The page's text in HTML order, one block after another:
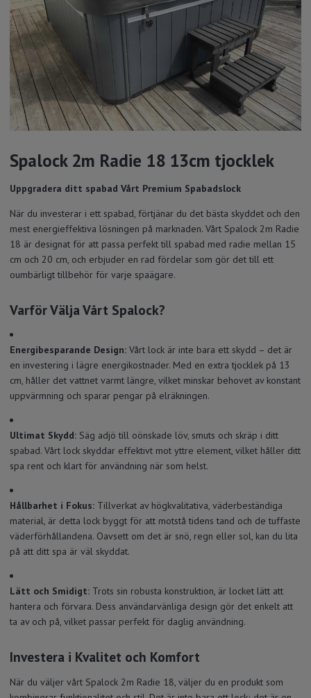
Spalock 2m Radie 18 13cm tjocklek
Uppgradera ditt spabad Vårt Premium Spabadslock
När du investerar i ett spabad, förtjänar du det bästa skyddet och den
mest energieffektiva lösningen på marknaden. Vårt Spalock 2m Radie
18 är designat för att passa perfekt till spabad med radie mellan 15
cm och 20 cm, och erbjuder en rad fördelar som gör det till ett
oumbärligt tillbehör för varje spaägare.
Varför Välja Vårt Spalock?
Energibesparande Design: Vårt lock är inte bara ett skydd – det är
en investering i lägre energikostnader. Med en extra tjocklek på 13
cm, håller det vattnet varmt längre, vilket minskar behovet av konstant
uppvärmning och sparar pengar på elräkningen.
Ultimat Skydd: Säg adjö till oönskade löv, smuts och skräp i ditt
spabad. Vårt lock skyddar effektivt mot yttre element, vilket håller ditt
spa rent och klart för användning när som helst.
Hållbarhet i Fokus: Tillverkat av högkvalitativa, väderbeständiga
material, är detta lock byggt för att motstå tidens tand och de tuffaste
väderförhållandena. Oavsett om det är snö, regn eller sol, kan du lita
på att ditt spa är väl skyddat.
Lätt och Smidigt: Trots sin robusta konstruktion, är locket lätt att
hantera och förvara. Dess användarvänliga design gör det enkelt att
ta av och på, vilket passar perfekt för daglig användning.
Investera i Kvalitet och Komfort
När du väljer vårt Spalock 2m Radie 18, väljer du en produkt som